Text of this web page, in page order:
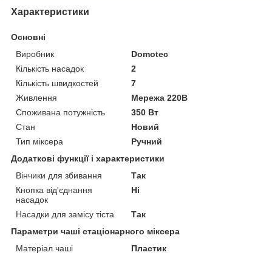
Характеристики
Основні
Виробник
Domotec
Кількість насадок
2
Кількість швидкостей
7
Живлення
Мережа 220В
Споживана потужність
350 Вт
Стан
Новий
Тип міксера
Ручний
Додаткові функції і характеристики
Вінчики для збивання
Так
Кнопка від'єднання
насадок
Ні
Насадки для замісу тіста
Так
Параметри чаші стаціонарного міксера
Матеріал чаші
Пластик